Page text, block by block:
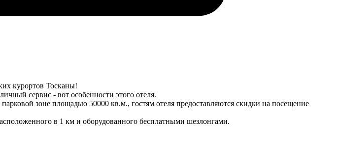
курортов Тосканы!
сервис - вот особенности этого отеля.
зоне площадью 50000 кв.м., гостям отеля предоставляются скидки на посещение
в 1 км и оборудованного бесплатными шезлонгами.